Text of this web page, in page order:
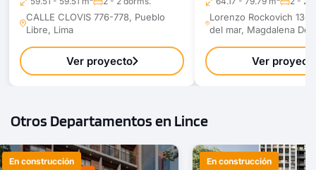
CALLE CLOVIS 776-778, Pueblo
Libre, Lima
Ver proyecto
Lorenzo Rockovich 136,
del mar, Magdalena Del
Ver
Otros Departamentos en Lince
En construcción En construcción